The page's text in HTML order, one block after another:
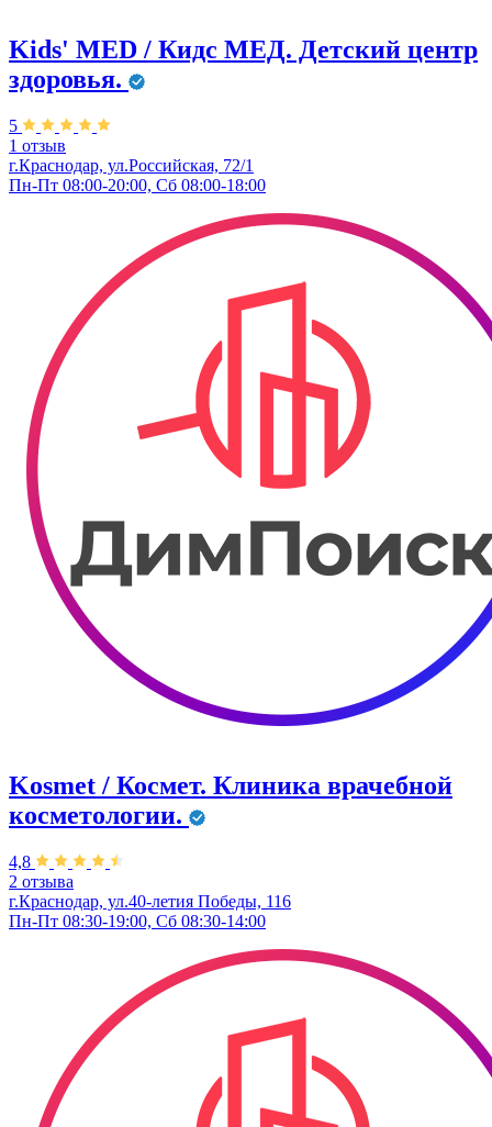
Kids' MED / Кидс МЕД. Детский центр
здоровья.
5
1 отзыв
г.Краснодар, ул.Российская, 72/1
Пн-Пт 08:00-20:00, Сб 08:00-18:00
Kosmet / Космет. Клиника врачебной
косметологии.
4,8
2 отзыва
г.Краснодар, ул.40-летия Победы, 116
Пн-Пт 08:30-19:00, Сб 08:30-14:00